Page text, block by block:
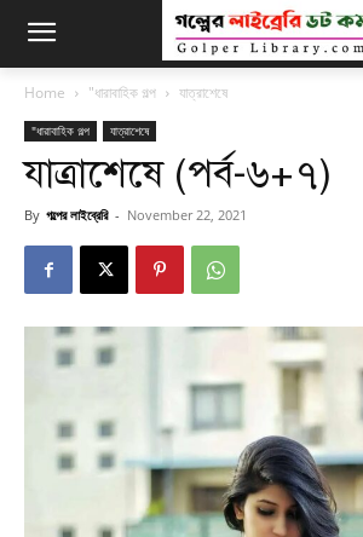
Home "ধারাবাহিক গল্প যাত্রাশেষে
"ধারাবাহিক গল্প যাত্রাশেষে
যাত্রাশেষে (পর্ব-৬+৭)
By গল্পের লাইব্রেরি - November 22, 2021